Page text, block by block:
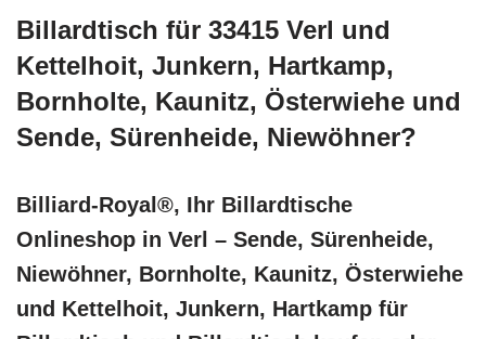
Billardtisch für 33415 Verl und
Kettelhoit, Junkern, Hartkamp,
Bornholte, Kaunitz, Österwiehe und
Sende, Sürenheide, Niewöhner?
Billiard-Royal®, Ihr Billardtische
Onlineshop in Verl – Sende, Sürenheide,
Niewöhner, Bornholte, Kaunitz, Österwiehe
und Kettelhoit, Junkern, Hartkamp für